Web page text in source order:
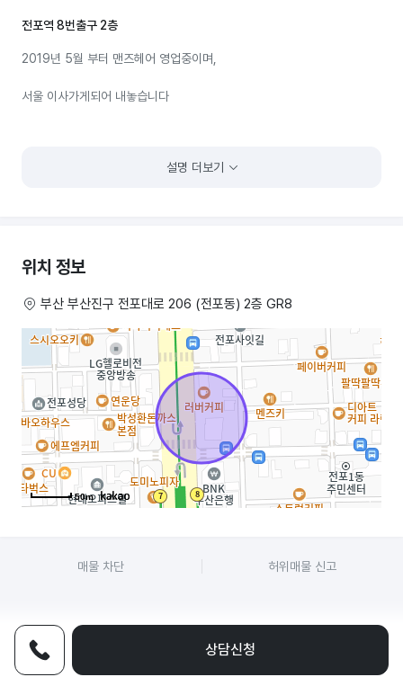
전포역 8번출구 2층
2019년 5월 부터 맨즈헤어 영업중이며,
서울 이사가게되어 내놓습니다
설명 더보기
위치 정보
부산 부산진구 전포대로 206 (전포동) 2층 GR8
50m
매물 차단 허위매물 신고
전화상담 상담신청